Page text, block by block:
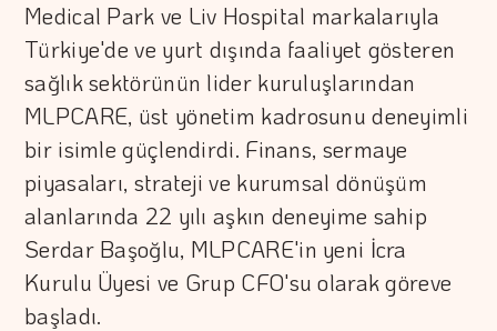
Medical Park ve Liv Hospital markalarıyla
Türkiye'de ve yurt dışında faaliyet gösteren
sağlık sektörünün lider kuruluşlarından
MLPCARE, üst yönetim kadrosunu deneyimli
bir isimle güçlendirdi. Finans, sermaye
piyasaları, strateji ve kurumsal dönüşüm
alanlarında 22 yılı aşkın deneyime sahip
Serdar Başoğlu, MLPCARE'in yeni İcra
Kurulu Üyesi ve Grup CFO'su olarak göreve
başladı.